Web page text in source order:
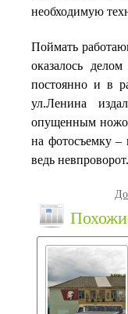
необходимую
Поймать
оказалось
постоянно и в
ул.Ленина
опущенным
на фотосъемку –
ведь невпроворот.